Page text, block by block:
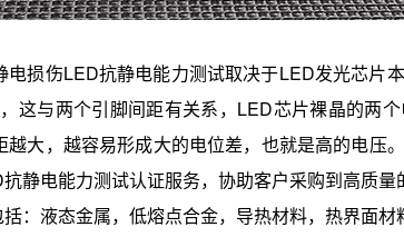
伤LED抗静电能力测试取决于LED发光芯片
这与两个引脚间距有关系，LED芯片裸晶的两
大，越容易形成大的电位差，也就是高的电压
静电能力测试认证服务，协助客户采购到高质量
液态金属，低熔点合金，导热材料，热界面材